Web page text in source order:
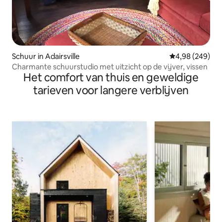
Schuur in Adairsville Gemiddelde
4,98 (249)
Charmante schuurstudio met uitzicht op de vijver, vissen
Het comfort van thuis en geweldige
tarieven voor langere verblijven